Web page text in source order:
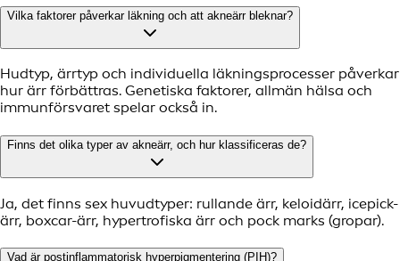
Vilka faktorer påverkar läkning och att akneärr bleknar?
Hudtyp, ärrtyp och individuella läkningsprocesser påverkar
hur ärr förbättras. Genetiska faktorer, allmän hälsa och
immunförsvaret spelar också in.
Finns det olika typer av akneärr, och hur klassificeras de?
Ja, det finns sex huvudtyper: rullande ärr, keloidärr, icepick-
ärr, boxcar-ärr, hypertrofiska ärr och pock marks (gropar).
Vad är postinflammatorisk hyperpigmentering (PIH)?